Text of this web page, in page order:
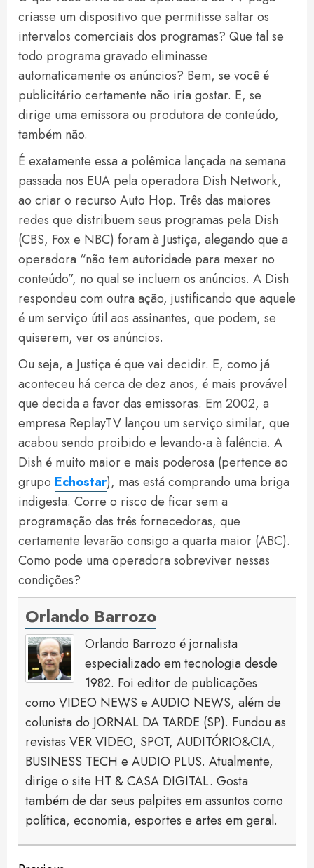
criasse um dispositivo que permitisse saltar os
intervalos comerciais dos programas? Que tal se
todo programa gravado eliminasse
automaticamente os anúncios? Bem, se você é
publicitário certamente não iria gostar. E, se
dirige uma emissora ou produtora de conteúdo,
também não.
É exatamente essa a polêmica lançada na semana
passada nos EUA pela operadora Dish Network,
ao criar o recurso Auto Hop. Três das maiores
redes que distribuem seus programas pela Dish
(CBS, Fox e NBC) foram à Justiça, alegando que a
operadora “não tem autoridade para mexer no
conteúdo”, no qual se incluem os anúncios. A Dish
respondeu com outra ação, justificando que aquele
é um serviço útil aos assinantes, que podem, se
quiserem, ver os anúncios.
Ou seja, a Justiça é que vai decidir. E, como já
aconteceu há cerca de dez anos, é mais provável
que decida a favor das emissoras. Em 2002, a
empresa ReplayTV lançou um serviço similar, que
acabou sendo proibido e levando-a à falência. A
Dish é muito maior e mais poderosa (pertence ao
grupo Echostar), mas está comprando uma briga
indigesta. Corre o risco de ficar sem a
programação das três fornecedoras, que
certamente levarão consigo a quarta maior (ABC).
Como pode uma operadora sobreviver nessas
condições?
Orlando Barrozo
Orlando Barrozo é jornalista
especializado em tecnologia desde
1982. Foi editor de publicações
como VIDEO NEWS e AUDIO NEWS, além de
colunista do JORNAL DA TARDE (SP). Fundou as
revistas VER VIDEO, SPOT, AUDITÓRIO&CIA,
BUSINESS TECH e AUDIO PLUS. Atualmente,
dirige o site HT & CASA DIGITAL. Gosta
também de dar seus palpites em assuntos como
política, economia, esportes e artes em geral.